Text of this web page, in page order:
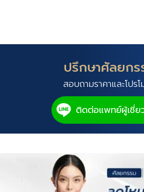
ปรึกษาศัลยกร
สอบถามราคาและโปร
ติดต่อแพทย์ผู้เชี่